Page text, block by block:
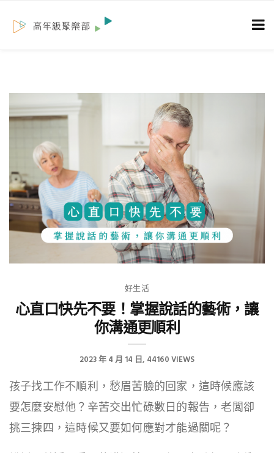
好生活
心直口快先不要！掌握說話的藝術，讓
你溝通更順利
2023 年 4 月 14 日 44160 VIEWS
孩子找工作不順利，愁眉苦臉的回家，這時候應該
要怎麼安慰他？辛苦交出忙碌數日的報告，老闆卻
挑三揀四，這時候又要如何應對才能過關呢？